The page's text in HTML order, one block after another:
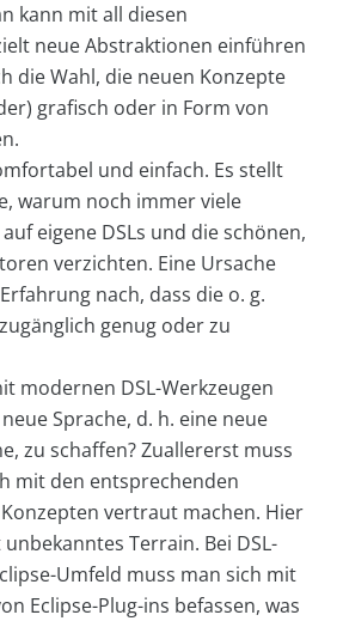
kann mit all diesen
neue Abstraktionen einführen
die Wahl, die neuen Konzepte
grafisch oder in Form von
und einfach. Es stellt
warum noch immer viele
eigene DSLs und die schönen,
verzichten. Eine Ursache
nach, dass die o. g.
genug oder zu
modernen DSL-Werkzeugen
Sprache, d. h. eine neue
zu schaffen? Zuallererst muss
mit den entsprechenden
vertraut machen. Hier
Terrain. Bei DSL-
Umfeld muss man sich mit
Eclipse-Plug-ins befassen, was